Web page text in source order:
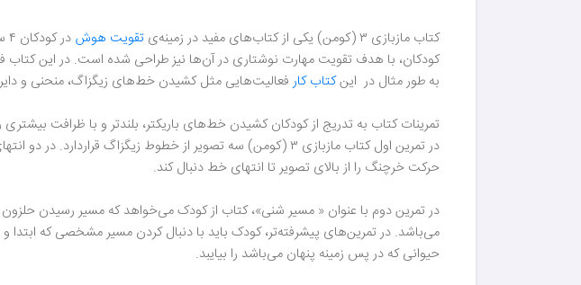
کتاب مازبازی ۳ (کومن) یکی از کتاب‌های مفید در زمینه‌ی تقویت هوش در کودکان ۴ ساله می‌باشد. فعالیت‌ها و تمرین‌های کتاب مازبازی۳ (کومن) علاوه بر تقویت
کودکان، با هدف تقویت مهارت نوشتاری در آن‌ها نیز طراحی شده است. در این کتاب
به طور مثال در اینکتاب کار فعالیت‌هایی مثل کشیدن خط‌های زیگزاگ، منحنی و
تمرینات کتاب به تدریج از کودکان کشیدن خط‌های باریکتر، بلندتر و با ظرافت
در تمرین اول کتاب مازبازی ۳ (کومن) سه تصویر از خطوط زیگزاگ
حرکت خرچنگ را از بالای تصویر تا انتهای خط دنبال کند.
در تمرین دوم با عنوان « مسیر شنی»، کتاب از کودک می‌خواهد که مسیر رسیدن
می‌باشد. در تمرین‌های پیشرفته‌تر، کودک باید با دنبال کردن مسیر مشخصی که
حیوانی که در پس زمینه پنهان می‌باشد را بیایبد.